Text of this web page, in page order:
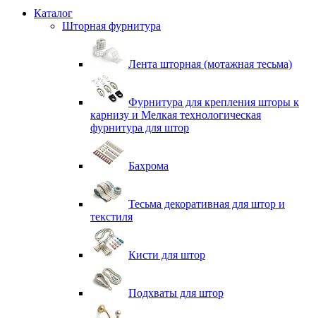
Каталог
Шторная фурнитура
Лента шторная (мотажная тесьма)
Фурнитура для крепления шторы к
карнизу и Мелкая технологическая
фурнитура для штор
Бахрома
Тесьма декоративная для штор и
текстиля
Кисти для штор
Подхваты для штор